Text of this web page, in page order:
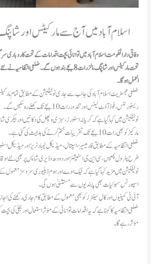
اسلام آباد میں آج سے مارکیٹس اور شاپنگ مالز رات 8
وفاقی دارالحکومت اسلام آباد میں توانائی بچت اقدامات کے تحت
تحت مارکیٹس اور شاپنگ مالز رات 8 بجے بند ہوں گے۔
العمل ہوگا۔
ریسٹورنٹس، فوڈ آؤٹ لیٹس اور تندور رات 10 بجے تک کھلے رہ سکیں گے۔
مارکیز کو بھی رات 10 بجے تک تقریبات ختم کرنے کی ہدایت کی گئی ہے۔
ضلعی انتظامیہ کے مطابق فارمیسیز، اسپتال، میڈیکل لیبارٹریز اور میڈیکل
طرح پٹرول پمپس، سی این جی اسٹیشنز اور دودھ و ڈیری شاپس پر بھی نئے
نوٹیفکیشن میں مزید کہا گیا ہے کہ ٹیک اوے اور ہوم ڈیلیوری سروسز معمول
اسپورٹس سہولیات بھی پابندیوں سے مستثنیٰ ہوں گی۔
آئی ٹی کمپنیوں اور کال سینٹرز کو بھی معمول کے مطابق کام جاری رکھنے کی
ضلعی انتظامیہ کا کہنا ہے کہ یہ اقدامات توانائی کے مؤثر استعمال اور بجلی کی
مؤثر رہے گا۔